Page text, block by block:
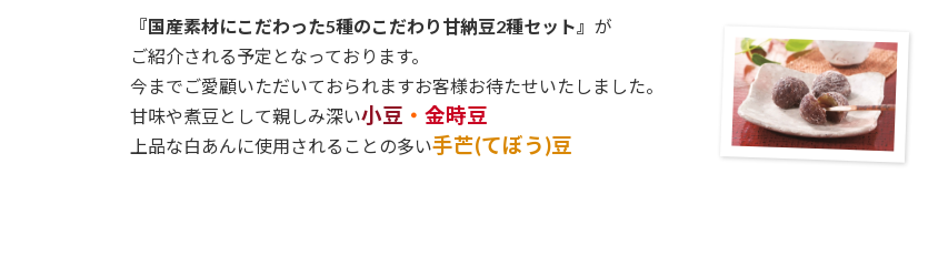
『国産素材にこだわった5種のこだわり甘納豆2種セット』 が
ご紹介される予定となっております。
今までご愛顧いただいておられますお客様お待たせいたしました。
甘味や煮豆として親しみ深い小豆 ・ 金時豆
上品な白あんに使用されることの多い手芒(てぼう)豆